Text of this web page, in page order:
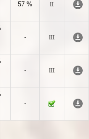
57 %
II
-
III
-
III
-